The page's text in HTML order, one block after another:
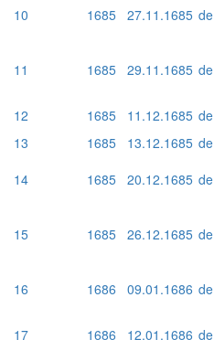
10 1685 27.11.1685 de
11 1685 29.11.1685 de
12 1685 11.12.1685 de
13
1685 13.12.1685 de
14
1685 20.12.1685 de
15 1685 26.12.1685 de
16 1686 09.01.1686 de
17 1686 12.01.1686 de